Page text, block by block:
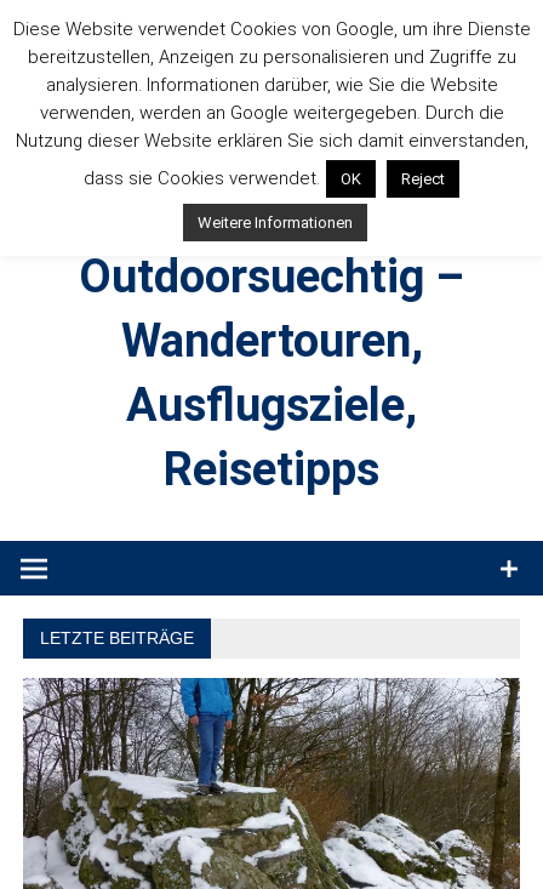
Inhalt
springen
Outdoorsuechtig –
Wandertouren,
Ausflugsziele,
Reisetipps
Produkttests und Buchrezensionen. Ein Blog für alle, die gern
LETZTE BEITRÄGE
Diese Website verwendet Cookies von Google, um ihre Dienste
bereitzustellen, Anzeigen zu personalisieren und Zugriffe zu
analysieren. Informationen darüber, wie Sie die Website
verwenden, werden an Google weitergegeben. Durch die
Nutzung dieser Website erklären Sie sich damit einverstanden,
dass sie Cookies verwendet.
OK Reject
Weitere Informationen